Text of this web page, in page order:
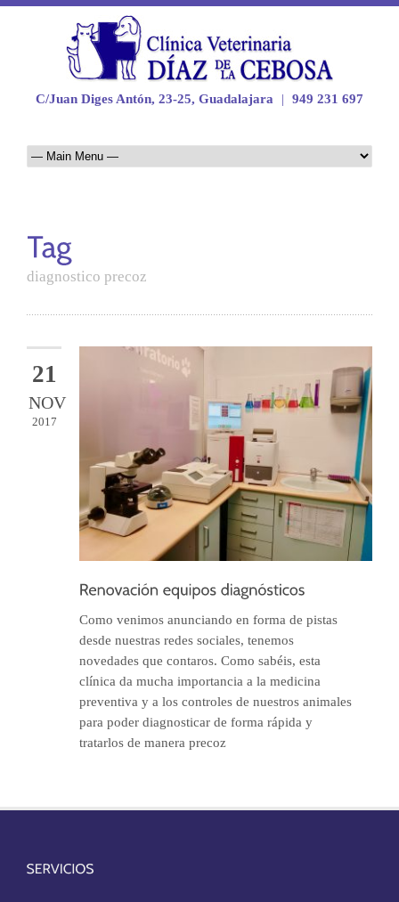
C/Juan Diges Antón, 23-25, Guadalajara | 949 231 697
diagnostico precoz
21
NOV
2017
Como venimos anunciando en forma de pistas
desde nuestras redes sociales, tenemos
novedades que contaros. Como sabéis, esta
clínica da mucha importancia a la medicina
preventiva y a los controles de nuestros animales
para poder diagnosticar de forma rápida y
tratarlos de manera precoz